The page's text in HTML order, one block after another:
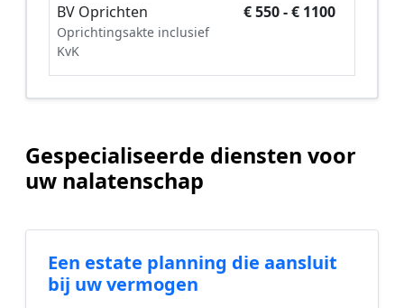
BV Oprichten
Oprichtingsakte inclusief
KvK
€ 550 - € 1100
Gespecialiseerde diensten voor
uw nalatenschap
Een estate planning die aansluit
bij uw vermogen